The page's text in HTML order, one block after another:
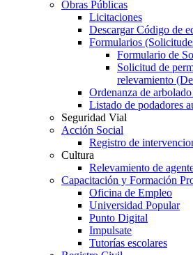
Obras Públicas
Licitaciones
Descargar Código de
Formularios
Formulario de
Solicitud de
relevamiento
Ordenanza de
Listado de podadores
Seguridad Vial
Acción Social
Registro de
Cultura
Relevamiento de
Capacitación y Formación
Oficina de Empleo
Universidad Popular
Punto Digital
Impulsate
Tutorías escolares